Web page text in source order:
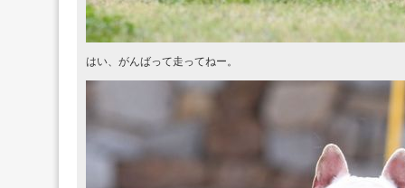
はい、がんばって走ってねー。